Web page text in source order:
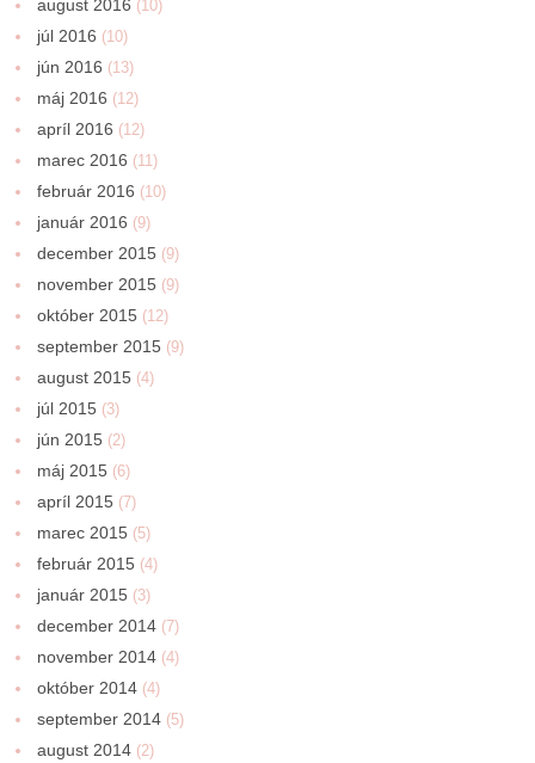
august 2016 (10)
júl 2016 (10)
jún 2016 (13)
máj 2016 (12)
apríl 2016 (12)
marec 2016 (11)
február 2016 (10)
január 2016 (9)
december 2015 (9)
november 2015 (9)
október 2015 (12)
september 2015 (9)
august 2015 (4)
júl 2015 (3)
jún 2015 (2)
máj 2015 (6)
apríl 2015 (7)
marec 2015 (5)
február 2015 (4)
január 2015 (3)
december 2014 (7)
november 2014 (4)
október 2014 (4)
september 2014 (5)
august 2014 (2)